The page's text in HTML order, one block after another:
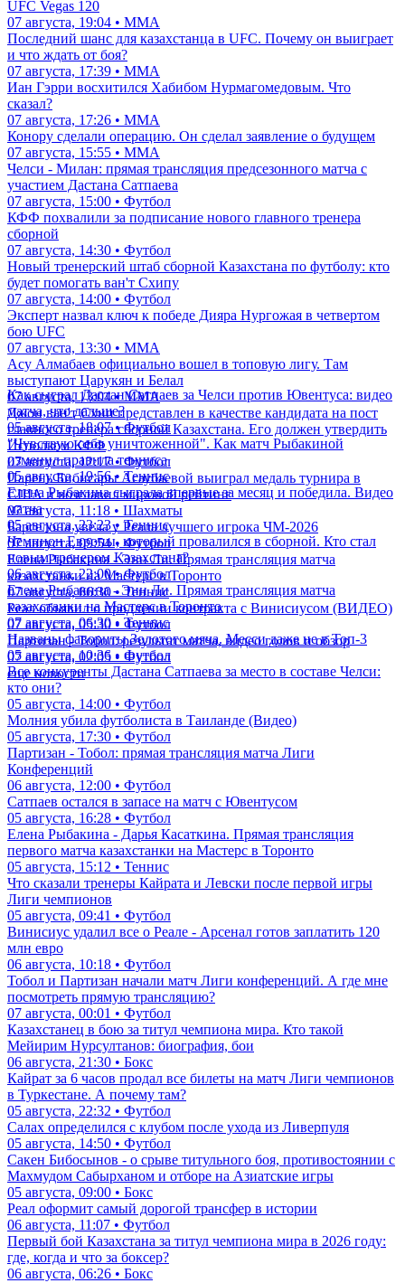
UFC Vegas 120
07 августа, 19:04 • ММА
Последний шанс для казахстанца в UFC. Почему он выиграет
и что ждать от боя?
07 августа, 17:39 • ММА
Иан Гэрри восхитился Хабибом Нурмагомедовым. Что
сказал?
07 августа, 17:26 • ММА
Конору сделали операцию. Он сделал заявление о будущем
07 августа, 15:55 • ММА
Челси - Милан: прямая трансляция предсезонного матча с
участием Дастана Сатпаева
07 августа, 15:00 • Футбол
КФФ похвалили за подписание нового главного тренера
сборной
07 августа, 14:30 • Футбол
Новый тренерский штаб сборной Казахстана по футболу: кто
будет помогать ван'т Схипу
07 августа, 14:00 • Футбол
Эксперт назвал ключ к победе Дияра Нургожая в четвертом
бою UFC
07 августа, 13:30 • ММА
Асу Алмабаев официально вошел в топовую лигу. Там
выступают Царукян и Белал
07 августа, 13:04 • ММА
Джон ван'т Схип представлен в качестве кандидата на пост
главного тренера сборной Казахстана. Его должен утвердить
Исполком КФФ
07 августа, 12:17 • Футбол
Парень Бибисары Асаубаевой выиграл медаль турнира в
США и возглавил мировой рейтинг
07 августа, 11:18 • Шахматы
Барселона увела у Реала лучшего игрока ЧМ-2026
07 августа, 09:54 • Футбол
Елена Рыбакина - Энн Ли. Прямая трансляция матча
казахстанки на Мастерс в Торонто
07 августа, 06:30 • Теннис
Реал объявил о продлении контракта с Винисиусом (ВИДЕО)
07 августа, 05:30 • Футбол
Партизан - Тобол: результат матча, видео голов и обзор
07 августа, 02:05 • Футбол
еще новости
Как сыграл Дастан Сатпаев за Челси против Ювентуса: видео
матча, что дальше?
05 августа, 18:07 • Футбол
"Чувствую себя уничтоженной". Как матч Рыбакиной
изменил правила тенниса
05 августа, 19:56 • Теннис
Елена Рыбакина сыграла впервые за месяц и победила. Видео
матча
05 августа, 23:23 • Теннис
Чемпион Европы, который провалился в сборной. Кто стал
новым тренером Казахстана?
06 августа, 22:00 • Футбол
Елена Рыбакина - Энн Ли. Прямая трансляция матча
казахстанки на Мастерс в Торонто
07 августа, 06:30 • Теннис
Названы фавориты Золотого мяча. Месси даже не в Топ-3
05 августа, 10:36 • Футбол
Все конкуренты Дастана Сатпаева за место в составе Челси:
кто они?
05 августа, 14:00 • Футбол
Молния убила футболиста в Таиланде (Видео)
05 августа, 17:30 • Футбол
Партизан - Тобол: прямая трансляция матча Лиги
Конференций
06 августа, 12:00 • Футбол
Сатпаев остался в запасе на матч с Ювентусом
05 августа, 16:28 • Футбол
Елена Рыбакина - Дарья Касаткина. Прямая трансляция
первого матча казахстанки на Мастерс в Торонто
05 августа, 15:12 • Теннис
Что сказали тренеры Кайрата и Левски после первой игры
Лиги чемпионов
05 августа, 09:41 • Футбол
Винисиус удалил все о Реале - Арсенал готов заплатить 120
млн евро
06 августа, 10:18 • Футбол
Тобол и Партизан начали матч Лиги конференций. А где мне
посмотреть прямую трансляцию?
07 августа, 00:01 • Футбол
Казахстанец в бою за титул чемпиона мира. Кто такой
Мейирим Нурсултанов: биография, бои
06 августа, 21:30 • Бокс
Кайрат за 6 часов продал все билеты на матч Лиги чемпионов
в Туркестане. А почему там?
05 августа, 22:32 • Футбол
Салах определился с клубом после ухода из Ливерпуля
05 августа, 14:50 • Футбол
Сакен Бибосынов - о срыве титульного боя, противостоянии с
Махмудом Сабырханом и отборе на Азиатские игры
05 августа, 09:00 • Бокс
Реал оформит самый дорогой трансфер в истории
06 августа, 11:07 • Футбол
Первый бой Казахстана за титул чемпиона мира в 2026 году:
где, когда и что за боксер?
06 августа, 06:26 • Бокс